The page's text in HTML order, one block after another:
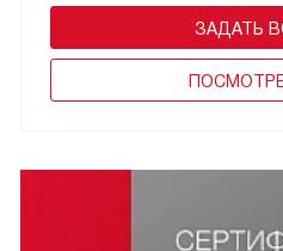
ЗАДАТЬ